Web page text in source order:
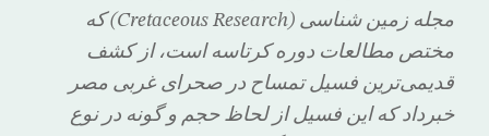
مجله زمین شناسی (Cretaceous Research) که
مختص مطالعات دوره کرتاسه است، از کشف
قدیمی‌ترین فسیل تمساح در صحرای غربی مصر
خبرداد که این فسیل از لحاظ حجم و گونه در نوع